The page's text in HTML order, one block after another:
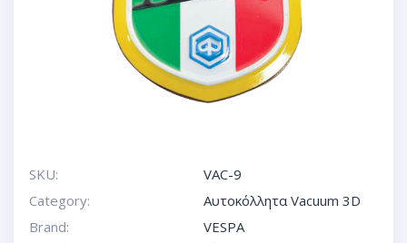
SKU:
VAC-9
Category:
Αυτοκόλλητα Vacuum 3D
Brand:
VESPA